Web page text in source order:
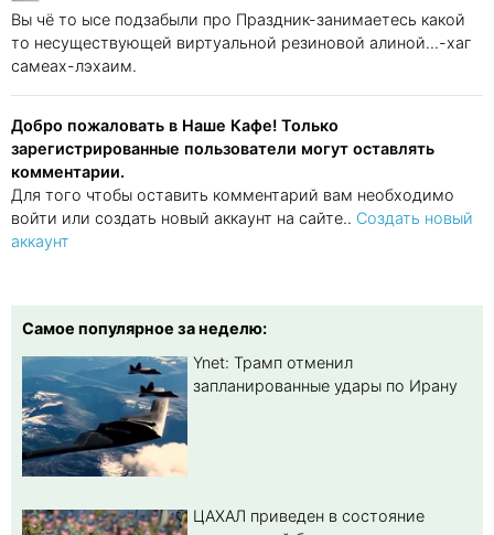
Вы чё то ысе подзабыли про Праздник-занимаетесь какой
то несуществующей виртуальной резиновой алиной...-хаг
самеах-лэхаим.
Добро пожаловать в Наше Кафе! Только
зарегистрированные пользователи могут оставлять
комментарии.
Для того чтобы оставить комментарий вам необходимо
войти или создать новый аккаунт на сайте.. Создать новый
аккаунт
Самое популярное за неделю:
Ynet: Трамп отменил
запланированные удары по Ирану
ЦАХАЛ приведен в состояние